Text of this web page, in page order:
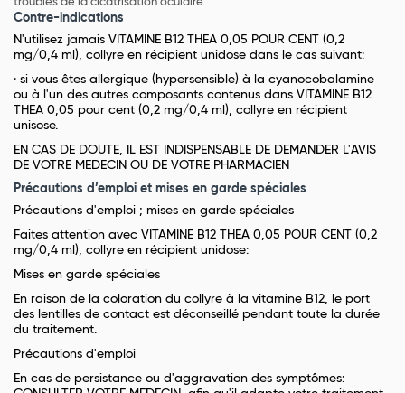
troubles de la cicatrisation oculaire.
Contre-indications
N'utilisez jamais VITAMINE B12 THEA 0,05 POUR CENT (0,2
mg/0,4 ml), collyre en récipient unidose dans le cas suivant:
· si vous êtes allergique (hypersensible) à la cyanocobalamine
ou à l'un des autres composants contenus dans VITAMINE B12
THEA 0,05 pour cent (0,2 mg/0,4 ml), collyre en récipient
unisose.
EN CAS DE DOUTE, IL EST INDISPENSABLE DE DEMANDER L'AVIS
DE VOTRE MEDECIN OU DE VOTRE PHARMACIEN
Précautions d’emploi et mises en garde spéciales
Précautions d'emploi ; mises en garde spéciales
Faites attention avec VITAMINE B12 THEA 0,05 POUR CENT (0,2
mg/0,4 ml), collyre en récipient unidose:
Mises en garde spéciales
En raison de la coloration du collyre à la vitamine B12, le port
des lentilles de contact est déconseillé pendant toute la durée
du traitement.
Précautions d'emploi
En cas de persistance ou d'aggravation des symptômes: